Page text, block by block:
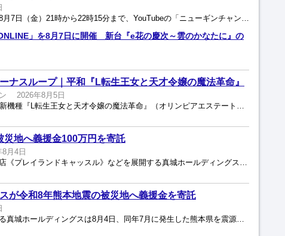
ニューギングループは、8月7日（金）21時から22時15分まで、YouTubeの「ニューギンチャンネル」で特別生配信「花慶の日2026 ONLINE」を開催する。 「花慶の日」は、同社の看...
」を8月7日に開催 新台『e花の慶次～雲のかなたに』の
ナスループ｜平和『L転生王女と天才令嬢の魔法革命』
2026年8月5日
平和は8月4日、スマスロ新機種『L転生王女と天才令嬢の魔法革命』（オリンピアエステート製）を発表した。パチンコホールの導入日は10月5日からを予定している。「転天」の略称で知られる同名コンテンツ...
災地へ義援金100万円を寄託
月4日
愛知県を中心にパチンコ店《プレイランドキャッスル》などを展開する真城ホールディングス（真城貴仁代表取締役）は8月4日、2026年7月に発生した熊本県を震源とする地震の被災者支援および被災地の復旧...
が令和8年熊本地震の被災地へ義援金を寄託
愛知、岐阜で店舗展開する真城ホールディングスは8月4日、同年7月に発生した熊本県を震源とする地震により被災した人々への支援および被災地の復旧・復興に役立ててもらうため、中日新聞社会事業団を通じて...